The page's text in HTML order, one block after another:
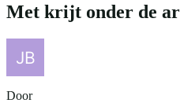
Met krijt onder de
Door